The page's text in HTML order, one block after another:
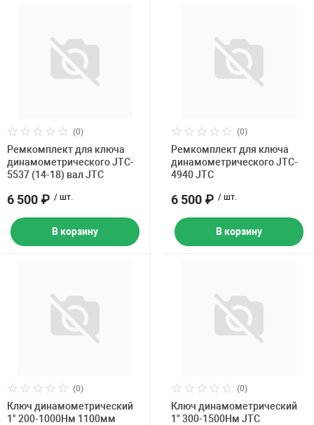
(0)
Ремкомплект для ключа
динамометрического JTC-
5537 (14-18) вал JTC
6 500 ₽ / шт.
В корзину
(0)
Ремкомплект для ключа
динамометрического JTC-
4940 JTC
6 500 ₽ / шт.
В корзину
(0)
Ключ динамометрический
1" 200-1000Нм 1100мм
(0)
Ключ динамометрический
1" 300-1500Нм JTC